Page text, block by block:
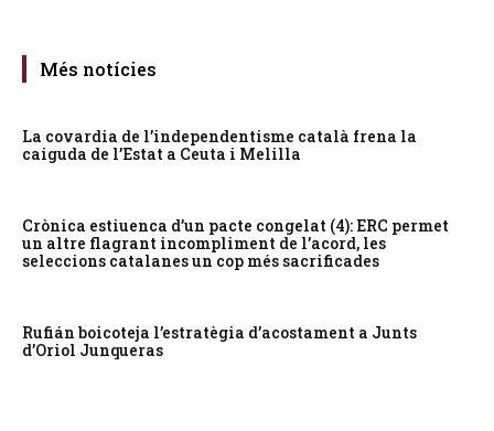
Més notícies
La covardia de l’independentisme català frena la
caiguda de l’Estat a Ceuta i Melilla
Crònica estiuenca d’un pacte congelat (4): ERC permet
un altre flagrant incompliment de l’acord, les
seleccions catalanes un cop més sacrificades
Rufián boicoteja l’estratègia d’acostament a Junts
d’Oriol Junqueras